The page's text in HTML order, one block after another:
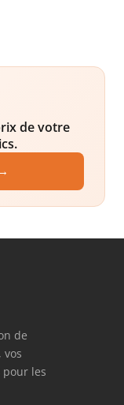
de votre
de
vos
pour les